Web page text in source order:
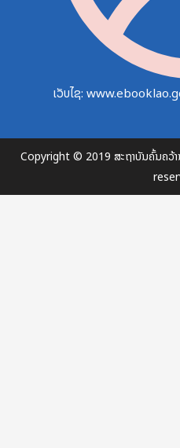
ເວັບໄຊ:
Copyright © 2019 ສະຖາບັນຄົ້ນຄວ້າ